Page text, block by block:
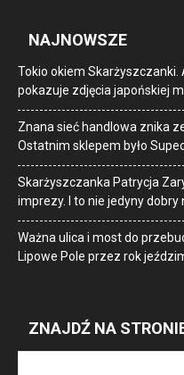
NAJNOWSZE
Tokio okiem
pokazuje zdjęcia japońskiej
Znana sieć handlowa znika
Ostatnim sklepem było
Skarżyszczanka Patrycja
imprezy. I to nie jedyny dobry
Ważna ulica i most do
Lipowe Pole przez rok
ZNAJDŹ NA